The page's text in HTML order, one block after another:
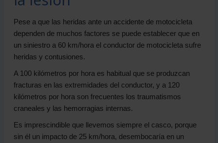
Pese a que las heridas ante un accidente de motocicleta
dependen de muchos factores se puede establecer que en
un siniestro a 60 km/hora el conductor de motocicleta sufre
heridas y contusiones.
A 100 kilómetros por hora es habitual que se produzcan
fracturas en las extremidades del conductor, y a 120
kilómetros por hora son frecuentes los traumatismos
craneales y las hemorragias internas.
Es imprescindible que llevemos siempre el casco, porque
sin él un impacto de 25 km/hora, desembocaría en un